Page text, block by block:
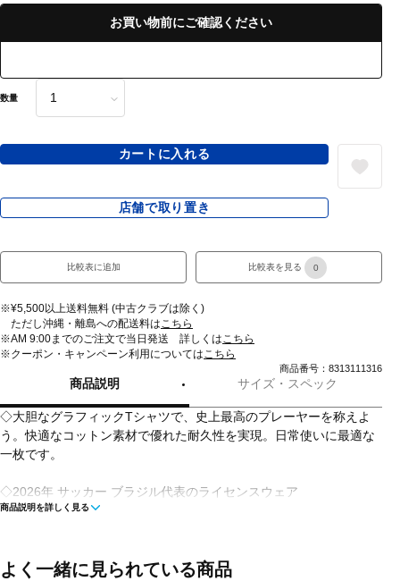
お買い物前にご確認ください
数量
カートに入れる
店舗で取り置き
比較表に追加 比較表を見る 0
※¥5,500以上送料無料 (中古クラブは除く)
ただし沖縄・離島への配送料はこちら
※AM 9:00までのご注文で当日発送 詳しくはこちら
※クーポン・キャンペーン利用についてはこちら
商品番号：8313111316
商品説明 サイズ・スペック
◇大胆なグラフィックTシャツで、史上最高のプレーヤーを称えよ
う。快適なコットン素材で優れた耐久性を実現。日常使いに最適な
一枚です。
◇2026年 サッカー ブラジル代表のライセンスウェア
■カラー(メーカー表記):
商品説明を詳しく見る
よく一緒に見られている商品